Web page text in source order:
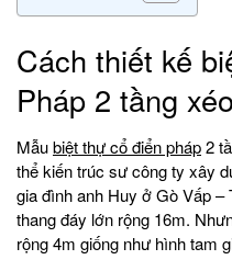
Cách thiết kế
Pháp 2 tầng
Mẫubiệt thự cổ điển pháp2
thể kiến trúc sư công ty xây
gia đình anh Huy ở Gò Vấp
thang đáy lớn rộng 16m.
rộng 4m giống như hình tam